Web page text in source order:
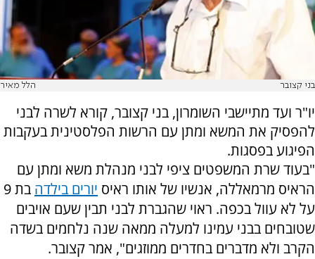
בני קצובר הלל מאיר
יו"ר ועד מתיישבי השומרון, בני קצובר, קורא לשרה לבני
להפסיק את המשא ומתן עם הרשות הפלסטינית בעקבות
הפיגוע בפסגות.
"בעוד שרת המשפטים ציפי לבני מנהלת משא ומתן עם
הראיס מרמאללה, אנשיו של אותו ראיס יורים בילדה
בת 9
על לא עוול בכפה. ראוי שהגברת לבני תבין שעם אויבים
שטובחים בבני עמינו למעלה ממאה שנה נלחמים בשדה
הקרב ולא מדברים בחדרים ממוזגים", אמר קצובר.